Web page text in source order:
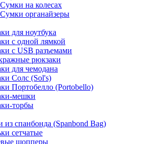
Сумки на колесах
Сумки органайзеры
для ноутбука
с одной лямкой
с USB разъемами
рюкзаки
для чемодана
Солс (Sol's)
Портобелло (Portobello)
мешки
торбы
из спанбонда (Spanbond Bag)
сетчатые
шопперы